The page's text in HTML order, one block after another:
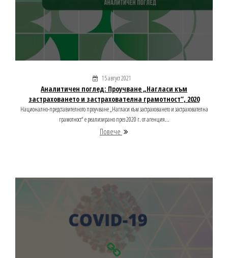
15 август 2021
Аналитичен поглед: Проучване „Нагласи към
застраховането и застрахователна грамотност“, 2020
Национално-представителното проучване „Нагласи към застраховането и застрахователна
грамотност“ е реализирано през 2020 г. от агенция...
Повече